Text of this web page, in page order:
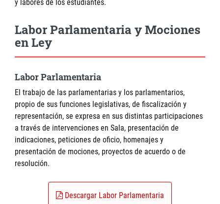
y labores de los estudiantes.
Labor Parlamentaria y Mociones
en Ley
Labor Parlamentaria
El trabajo de las parlamentarias y los parlamentarios,
propio de sus funciones legislativas, de fiscalización y
representación, se expresa en sus distintas participaciones
a través de intervenciones en Sala, presentación de
indicaciones, peticiones de oficio, homenajes y
presentación de mociones, proyectos de acuerdo o de
resolución.
Descargar Labor Parlamentaria